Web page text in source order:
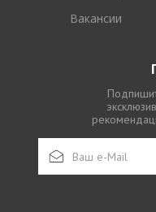
Вакансии